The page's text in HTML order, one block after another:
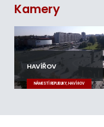
Kamery
HAVÍŘOV
NÁMĚSTÍ REPUBLIKY, HAVÍŘOV